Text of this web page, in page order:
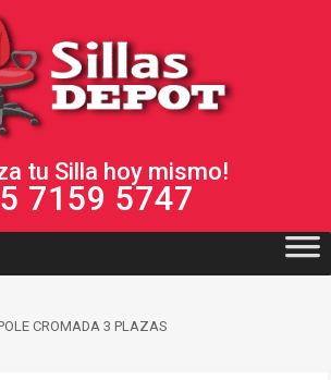
tu Silla hoy mismo!
7159 5747
CROMADA 3 PLAZAS